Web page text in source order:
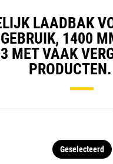
verzekerd.
Speciale CW-
beschikbaar voor
graafmachines
op wielen.
LAADBAK
1400
MET VAAK
PRODUCTEN.
Geselecteerd